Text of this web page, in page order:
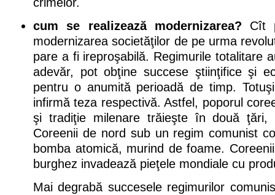
cum se realizează modernizarea? Cît
modernizarea societăţilor de pe urma
pare a fi ireproşabilă. Regimurile totalitare
adevăr, pot obţine succese ştiinţifice şi
pentru o anumită perioadă de timp.
infirmă teza respectivă. Astfel, poporul
şi tradiţie milenare trăieşte în două ţări,
Coreenii de nord sub un regim comunist
bomba atomică, murind de foame.
burghez invadează pieţele mondiale cu
Mai degrabă succesele regimurilor